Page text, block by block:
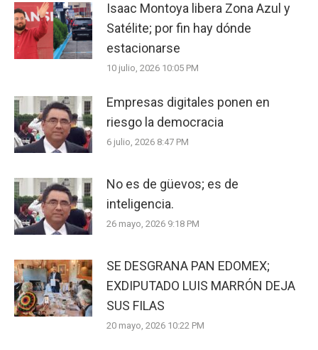
Isaac Montoya libera Zona Azul y
Satélite; por fin hay dónde
estacionarse
10 julio, 2026 10:05 PM
Empresas digitales ponen en
riesgo la democracia
6 julio, 2026 8:47 PM
No es de güevos; es de
inteligencia.
26 mayo, 2026 9:18 PM
SE DESGRANA PAN EDOMEX;
EXDIPUTADO LUIS MARRÓN DEJA
SUS FILAS
20 mayo, 2026 10:22 PM